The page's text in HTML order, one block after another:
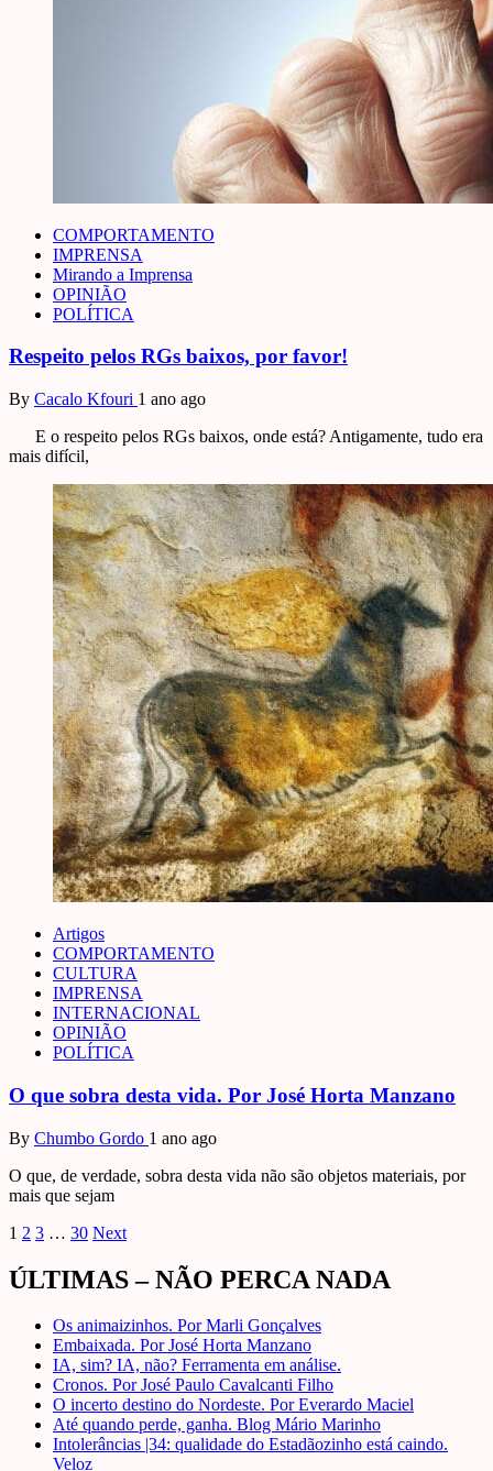
COMPORTAMENTO
IMPRENSA
Mirando a Imprensa
OPINIÃO
POLÍTICA
Respeito pelos RGs baixos, por favor!
By Cacalo Kfouri 1 ano ago
E o respeito pelos RGs baixos, onde está? Antigamente, tudo era
mais difícil,
Artigos
COMPORTAMENTO
CULTURA
IMPRENSA
INTERNACIONAL
OPINIÃO
POLÍTICA
O que sobra desta vida. Por José Horta Manzano
By Chumbo Gordo 1 ano ago
O que, de verdade, sobra desta vida não são objetos materiais, por
mais que sejam
Paginação
de
posts
1 2 3 … 30 Next
ÚLTIMAS – NÃO PERCA NADA
Os animaizinhos. Por Marli Gonçalves
Embaixada. Por José Horta Manzano
IA, sim? IA, não? Ferramenta em análise.
Cronos. Por José Paulo Cavalcanti Filho
O incerto destino do Nordeste. Por Everardo Maciel
Até quando perde, ganha. Blog Mário Marinho
Intolerâncias |34: qualidade do Estadãozinho está caindo.
Veloz